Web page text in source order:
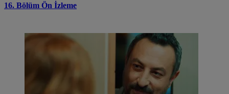
16. Bölüm Ön İzleme